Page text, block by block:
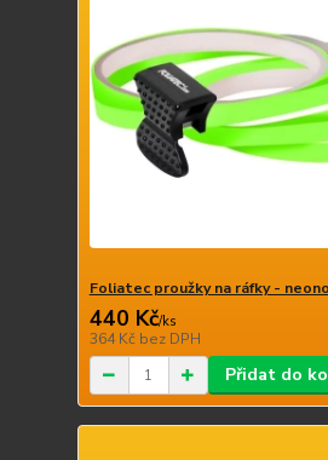
Foliatec proužky na ráfky -
440 Kč/ks
364 Kč bez DPH
Přidat do